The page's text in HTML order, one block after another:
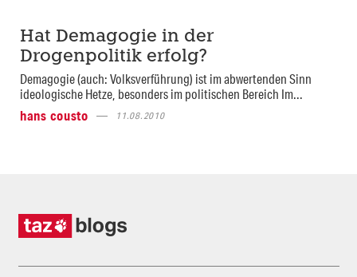
Hat Demagogie in der
Drogenpolitik erfolg?
Demagogie (auch: Volksverführung) ist im abwertenden Sinn
ideologische Hetze, besonders im politischen Bereich Im...
hans cousto
11.08.2010